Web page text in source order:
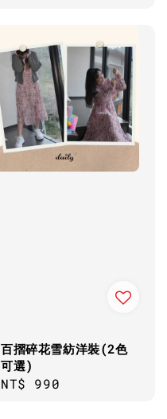
百摺碎花雪紡洋裝(2色
可選)
Regular
NT$ 990